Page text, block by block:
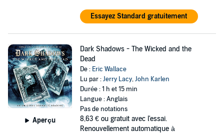
Essayez Standard gratuitement
Aperçu
Dark Shadows - The Wicked and the
Dead
De : Eric Wallace
Lu par :Jerry Lacy,John Karlen
Durée : 1 h et 15 min
Langue : Anglais
Pas de notations
8,63 € ou gratuit avec l'essai.
Renouvellement automatique à